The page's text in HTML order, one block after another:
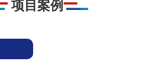
项目案例